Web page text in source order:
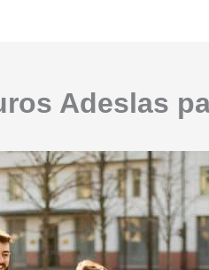
Adeslas